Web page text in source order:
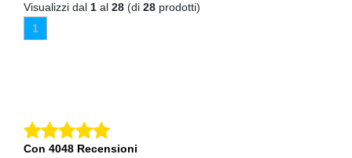
Visualizzi dal 1 al 28 (di 28 prodotti)
1
Con 4048 Recensioni